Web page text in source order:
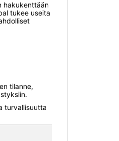
hakukenttään
tukee useita
tilanne,
turvallisuutta